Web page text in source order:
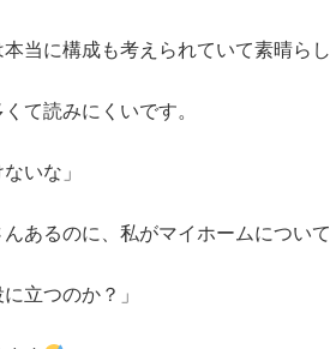
当に構成も考えられていて素晴ら
て読みにくいです。
いな」
あるのに、私がマイホームについ
立つのか？」